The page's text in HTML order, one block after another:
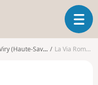
O
u
(Haute-Savoie) La Via Romana